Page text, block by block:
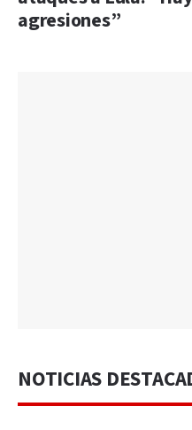
agresiones”
NOTICIAS